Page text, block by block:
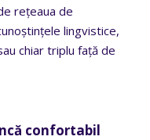
rețeaua de
lingvistice,
chiar triplu față de
confortabil